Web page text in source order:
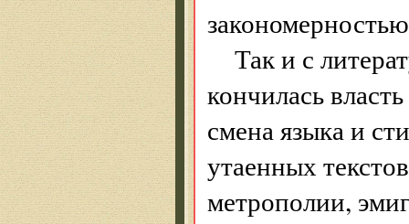
Так и с
кончилась
смена языка и
утаенных
метрополии,